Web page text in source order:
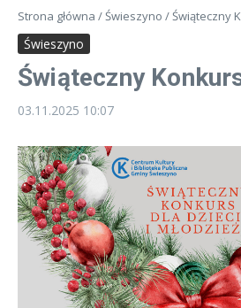
Strona główna /Świeszyno /Świąteczny
Świeszyno
Świąteczny
03.11.2025 10:07